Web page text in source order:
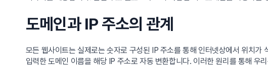
도메인과 IP 주소의 관계
모든 웹사이트는 실제로는 숫자로 구성된 IP 주소를 통해 인터넷상에서 위치
입력한 도메인 이름을 해당 IP 주소로 자동 변환합니다. 이러한 원리를 통해 우